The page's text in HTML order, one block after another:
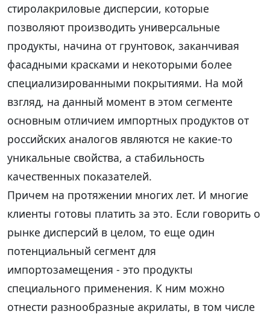
стиролакриловые дисперсии, которые
позволяют производить универсальные
продукты, начина от грунтовок, заканчивая
фасадными красками и некоторыми более
специализированными покрытиями. На мой
взгляд, на данный момент в этом сегменте
основным отличием импортных продуктов от
российских аналогов являются не какие-то
уникальные свойства, а стабильность
качественных показателей.
Причем на протяжении многих лет. И многие
клиенты готовы платить за это. Если говорить о
рынке дисперсий в целом, то еще один
потенциальный сегмент для
импортозамещения - это продукты
специального применения. К ним можно
отнести разнообразные акрилаты, в том числе